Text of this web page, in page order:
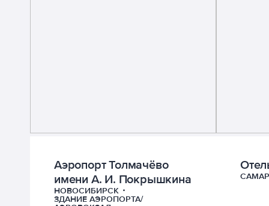
Аэропорт Толмачёво
имени А. И. Покрышкина
НОВОСИБИРСК
ЗДАНИЕ АЭРОПОРТА/